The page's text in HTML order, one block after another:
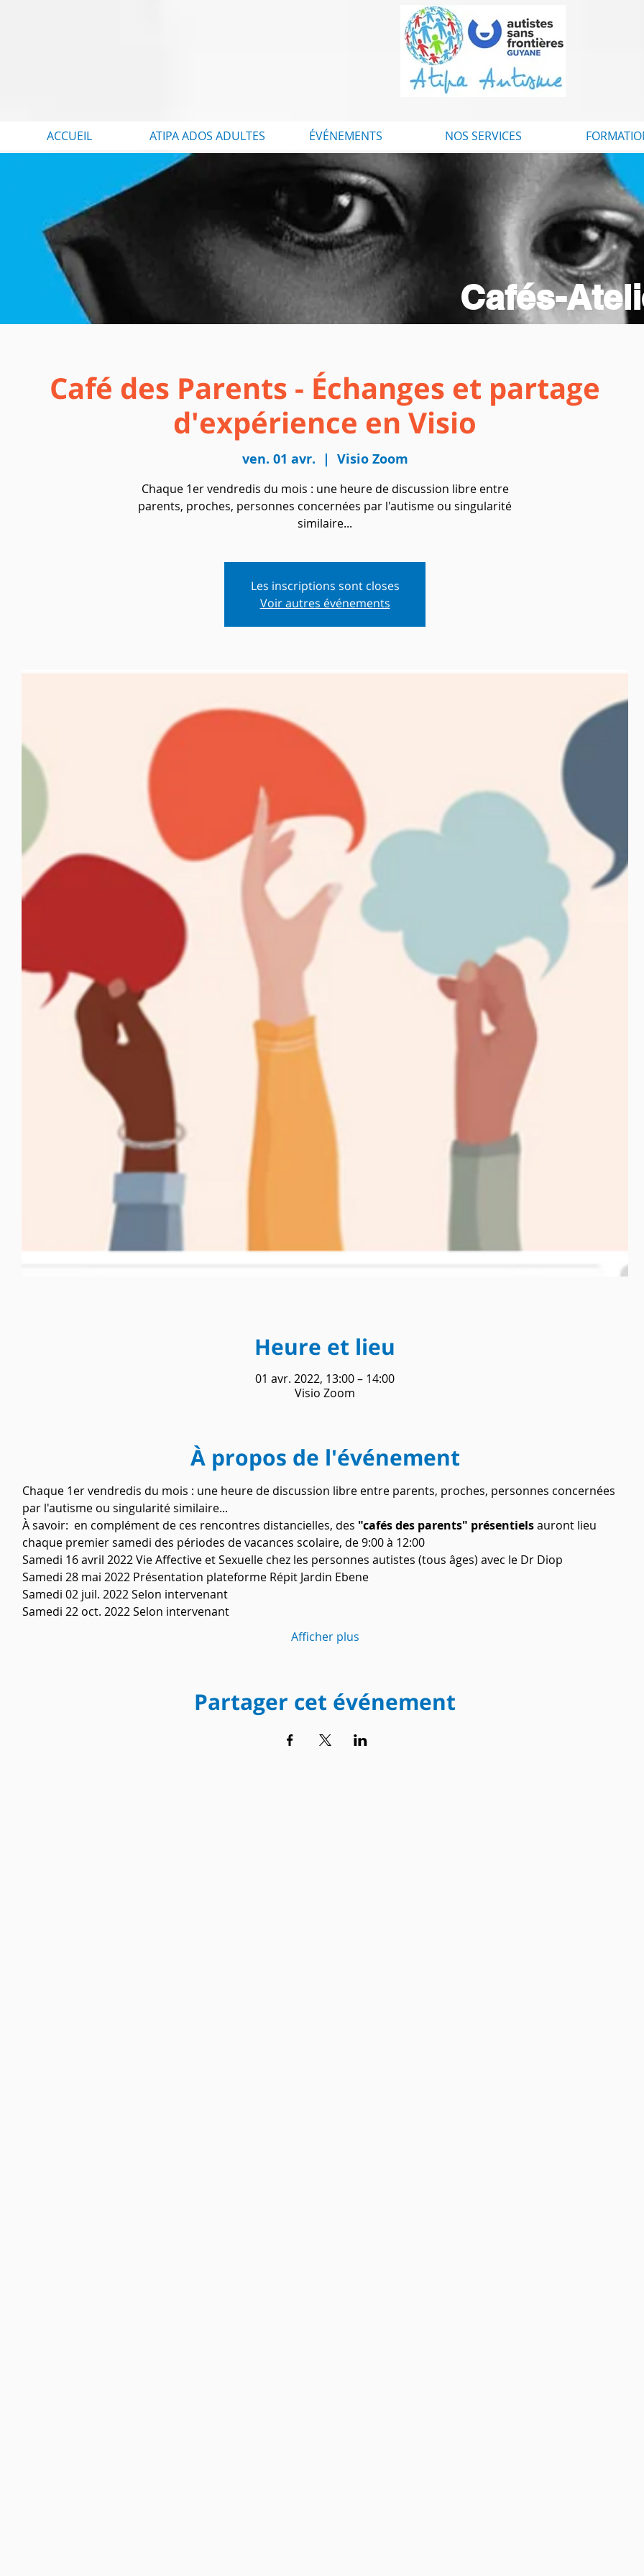
ACCUEIL ATIPA ADOS ADULTES ÉVÉNEMENTS NOS SERVICES
Cafés-
Café des Parents - Échanges et partage
d'expérience en Visio
ven. 01 avr.
  |
Visio Zoom
Chaque 1er vendredis du mois : une heure de discussion libre entre
parents, proches, personnes concernées par l'autisme ou singularité
similaire...
Les inscriptions sont closes
Voir autres événements
Heure et lieu
01 avr. 2022, 13:00 – 14:00
Visio Zoom
À propos de l'événement
Chaque 1er vendredis du mois : une heure de discussion libre entre parents, proches, personnes concernées
par l'autisme ou singularité similaire...
À savoir:  en complément de ces rencontres distancielles, des "cafés des parents" présentiels auront lieu
chaque premier samedi des périodes de vacances scolaire, de 9:00 à 12:00
Samedi 16 avril 2022 Vie Affective et Sexuelle chez les personnes autistes (tous âges) avec le Dr Diop
Samedi 28 mai 2022 Présentation plateforme Répit Jardin Ebene
Samedi 02 juil. 2022 Selon intervenant
Samedi 22 oct. 2022 Selon intervenant
Afficher plus
Partager cet événement